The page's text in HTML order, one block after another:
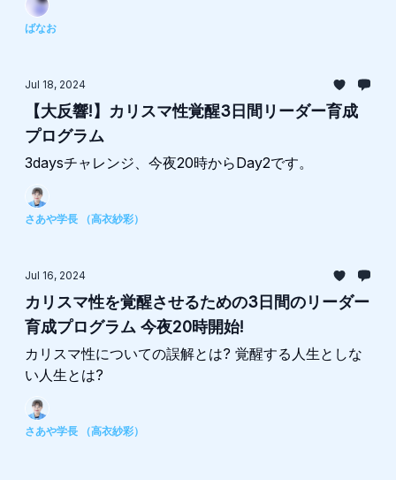
ばなお
Jul 18, 2024
【大反響!】カリスマ性覚醒3日間リーダー育成
プログラム
3daysチャレンジ、今夜20時からDay2です。
さあや学長 （高衣紗彩）
Jul 16, 2024
カリスマ性を覚醒させるための3日間のリーダー
育成プログラム 今夜20時開始!
カリスマ性についての誤解とは? 覚醒する人生としな
い人生とは?
さあや学長 （高衣紗彩）